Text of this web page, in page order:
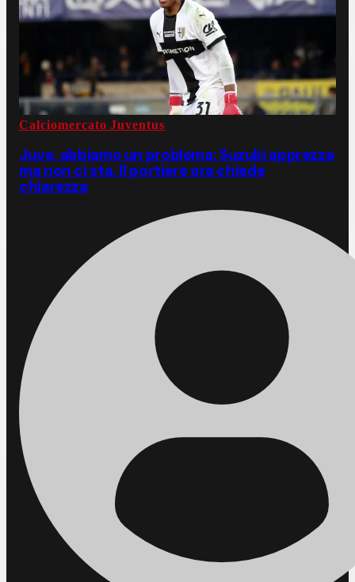
Calciomercato Juventus
Juve, abbiamo un problema: Suzuki apprezza
ma non ci sta. Il portiere ora chiede
chiarezza